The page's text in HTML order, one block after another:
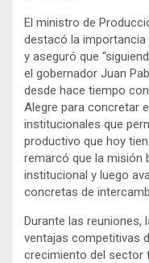
El ministro de
destacó la
y aseguró que
el gobernador Juan
desde hace tiempo
Alegre para concretar
institucionales que
productivo que hoy
remarcó que la misión
institucional y luego
concretas de
Durante las reuniones,
ventajas competitivas
crecimiento del sector